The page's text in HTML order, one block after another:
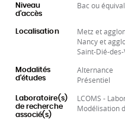
Niveau
d'accès
Bac ou
Localisation
Metz et
Nancy et
Saint-Dié-des-
Modalités
d'études
Alternance
Présentiel
Laboratoire(s)
de recherche
associé(s)
LCOMS -
Modélisation